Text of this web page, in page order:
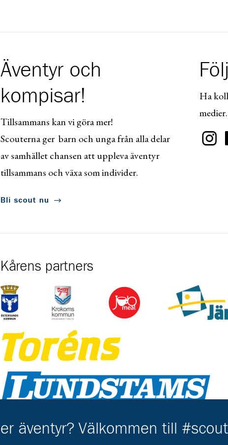
Äventyr och
kompisar!
Tillsammans kan vi göra mer!
Scouterna ger barn och unga från alla delar
av samhället chansen att uppleva äventyr
tillsammans och växa som individer.
Bli scout nu
Ha koll
medier.
Kårens partners
Gå till https://ostersund.se/Gå till https://krokom.se/Gå till https://jobmeal.se/vara-
Gå till https://
Gå till https://www.torens.se/
Gå till https://www.lundstams.se/
Gå till https://www.cramo.se/sv
äventyr? Välkommen till